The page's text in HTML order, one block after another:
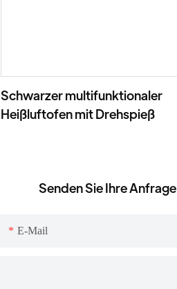
Schwarzer multifunktionaler
Heißluftofen mit Drehspieß
Senden Sie Ihre Anfrage
E-Mail